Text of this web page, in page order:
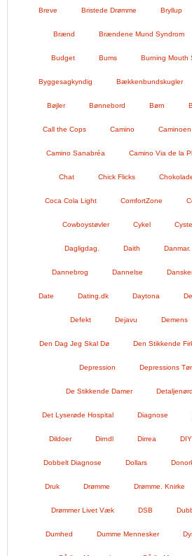
Breve Bristede Drømme Bryllup
Brænd Brændene Mund Syndrom
Budget Bums Burning Mouth
Byggesagkyndig Bækkenbundskugler
Bøjler Bønnebord Børn
Call the Cops Camino Caminoen
Camino Sanabréa Camino Via de la
Chat Chick Flicks
Coca Cola Light ComfortZone
Cowboystøvler Cykel
Dagligdag. Daith Danmar.
Dannebrog Dannelse
Date Dating.dk Daytona
Defekt Dejavu Demens
Den Dag Jeg Skal Dø Den Stikkende
Depression Depressions
De Stikkende Damer Detaljenørd
Det Lyserøde Hospital Diagnose
Dildoer Dirndl Dirrea DIY
Dobbelt Diagnose Dollars
Druk Drømme Drømme. Knirke
Drømmer Livet Væk DSB
Dumhed Dumme Mennesker